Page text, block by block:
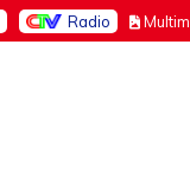
Radio M